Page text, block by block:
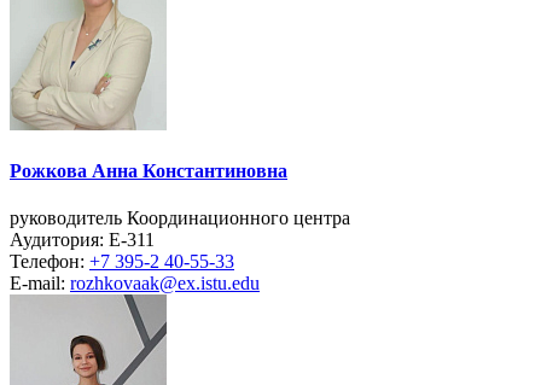
Рожкова Анна Константиновна
руководитель Координационного центра
Аудитория: Е-311
Телефон: +7 395-2 40-55-33
E-mail: rozhkovaak@ex.istu.edu